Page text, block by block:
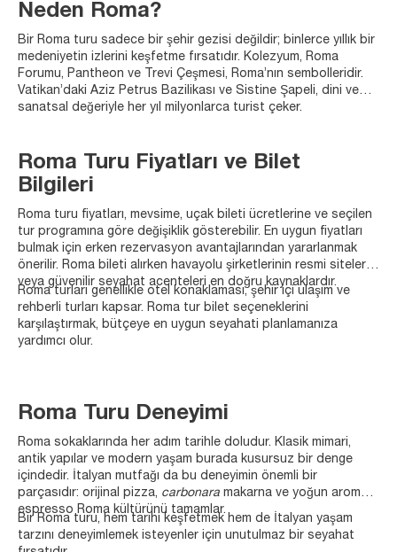
Neden Roma?
Bir Roma turu sadece bir şehir gezisi değildir; binlerce yıllık bir
medeniyetin izlerini keşfetme fırsatıdır. Kolezyum, Roma
Forumu, Pantheon ve Trevi Çeşmesi, Roma’nın sembolleridir.
Vatikan’daki Aziz Petrus Bazilikası ve Sistine Şapeli, dini ve
sanatsal değeriyle her yıl milyonlarca turist çeker.
Roma Turu Fiyatları ve Bilet
Bilgileri
Roma turu fiyatları, mevsime, uçak bileti ücretlerine ve seçilen
tur programına göre değişiklik gösterebilir. En uygun fiyatları
bulmak için erken rezervasyon avantajlarından yararlanmak
önerilir. Roma bileti alırken havayolu şirketlerinin resmi siteleri
veya güvenilir seyahat acenteleri en doğru kaynaklardır.
Roma turları genellikle otel konaklaması, şehir içi ulaşım ve
rehberli turları kapsar. Roma tur bilet seçeneklerini
karşılaştırmak, bütçeye en uygun seyahati planlamanıza
yardımcı olur.
Roma Turu Deneyimi
Roma sokaklarında her adım tarihle doludur. Klasik mimari,
antik yapılar ve modern yaşam burada kusursuz bir denge
içindedir. İtalyan mutfağı da bu deneyimin önemli bir
parçasıdır: orijinal pizza, carbonara makarna ve yoğun aromalı
espresso Roma kültürünü tamamlar.
Bir Roma turu, hem tarihi keşfetmek hem de İtalyan yaşam
tarzını deneyimlemek isteyenler için unutulmaz bir seyahat